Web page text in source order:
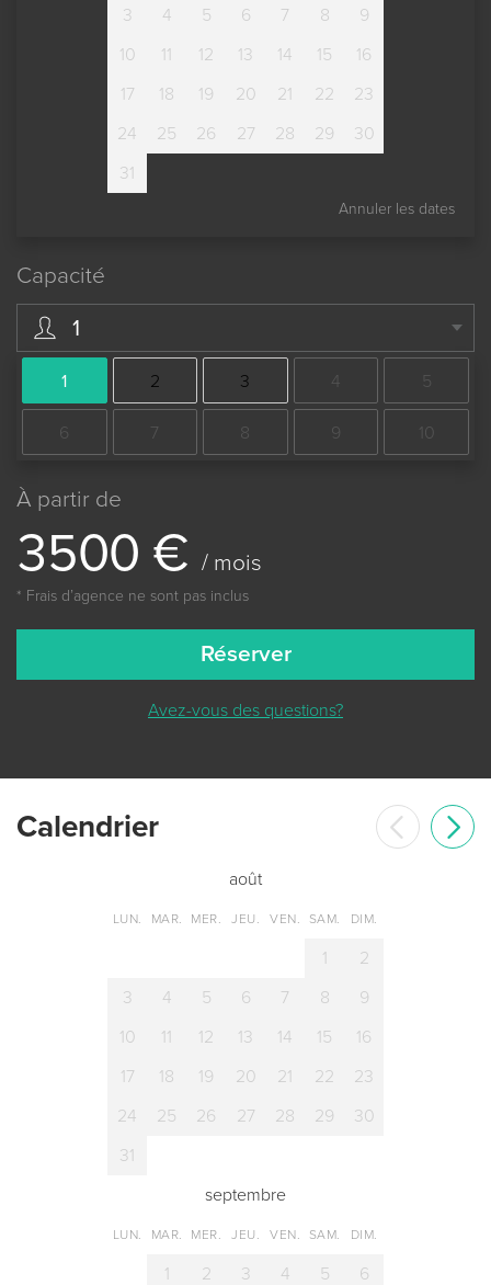
3
4 5 6 7 8
9
10
11 12 13 14 15
16
17
18 19 20 21 22
23
24
25 26 27 28 29
30
31
Annuler les dates
Capacité
1
1 2 3 4 5
6 7 8 9 10
À partir de
3500 € / mois
* Frais dʼagence ne sont pas inclus
Réserver
Avez-vous des questions?
Сalendrier
août
LUN. MAR. MER. JEU. VEN. SAM. DIM.
1
2
3
4 5 6 7 8
9
10
11 12 13 14 15
16
17
18 19 20 21 22
23
24
25 26 27 28 29
30
31
septembre
LUN. MAR. MER. JEU. VEN. SAM. DIM.
1 2 3 4 5 6